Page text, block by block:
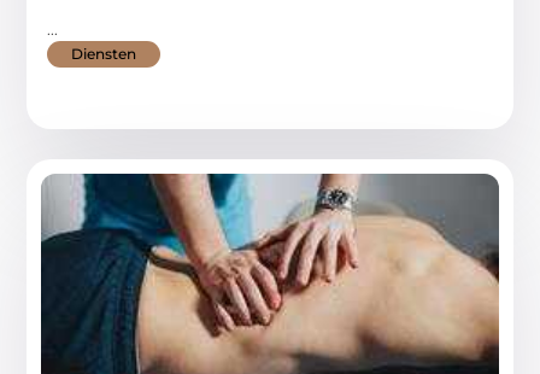
...
Diensten